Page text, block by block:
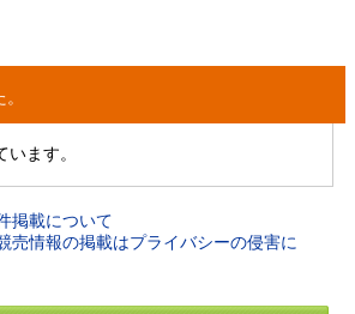
ます。
掲載について
売情報の掲載はプライバシーの侵害に